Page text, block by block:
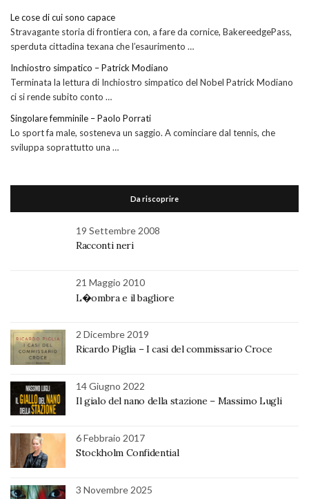
Le cose di cui sono capace
Stravagante storia di frontiera con, a fare da cornice, BakereedgePass,
sperduta cittadina texana che l’esaurimento …
Inchiostro simpatico – Patrick Modiano
Terminata la lettura di Inchiostro simpatico del Nobel Patrick Modiano
ci si rende subito conto …
Singolare femminile – Paolo Porrati
Lo sport fa male, sosteneva un saggio. A cominciare dal tennis, che
sviluppa soprattutto una …
Da riscoprire
19 Settembre 2008
Racconti neri
21 Maggio 2010
L�ombra e il bagliore
2 Dicembre 2019
Ricardo Piglia – I casi del commissario Croce
14 Giugno 2022
Il gialo del nano della stazione – Massimo Lugli
6 Febbraio 2017
Stockholm Confidential
3 Novembre 2025